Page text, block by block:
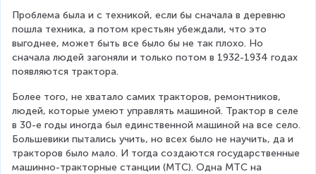
Проблема была и с техникой, если бы сначала в деревню
пошла техника, а потом крестьян убеждали, что это
выгоднее, может быть все было бы не так плохо. Но
сначала людей загоняли и только потом в 1932-1934 годах
появляются трактора.
Более того, не хватало самих тракторов, ремонтников,
людей, которые умеют управлять машиной. Трактор в селе
в 30-е годы иногда был единственной машиной на все село.
Большевики пытались учить, но всех было не научить, да и
тракторов было мало. И тогда создаются государственные
машинно-тракторные станции (МТС). Одна МТС на